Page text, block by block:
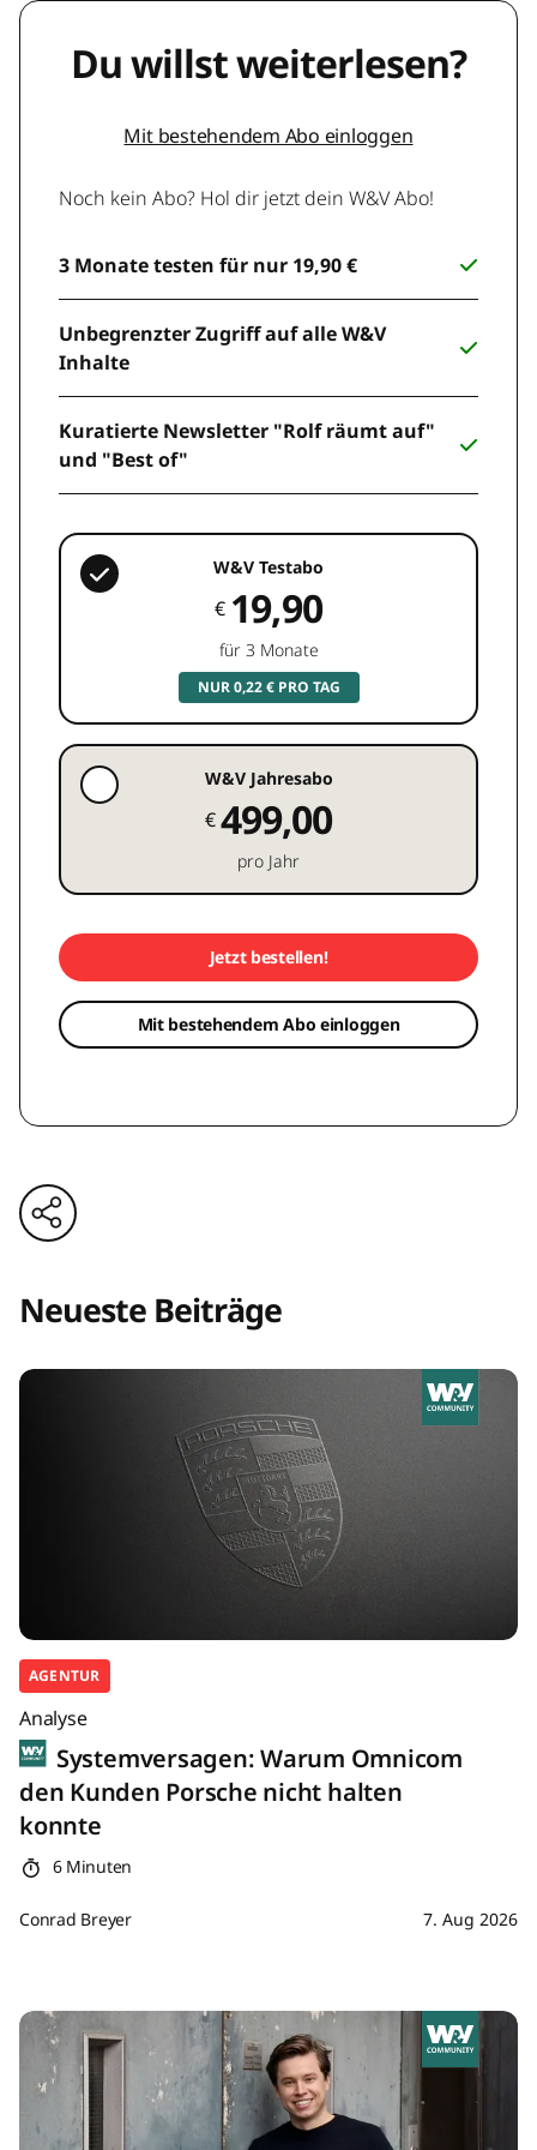
Du willst weiterlesen?
Mit bestehendem Abo einloggen
Noch kein Abo? Hol dir jetzt dein W&V Abo!
3 Monate testen für nur 19,90 €
Unbegrenzter Zugriff auf alle W&V
Inhalte
Kuratierte Newsletter "Rolf räumt auf"
und "Best of"
W&V Testabo
€ 19,90
für 3 Monate
NUR 0,22 € PRO TAG
W&V Jahresabo
€499,00
pro Jahr
Jetzt bestellen!
Mit bestehendem Abo einloggen
Neueste Beiträge
AGENTUR
Analyse
Systemversagen: Warum Omnicom
den Kunden Porsche nicht halten
konnte
6 Minuten
Conrad Breyer 7. Aug 2026